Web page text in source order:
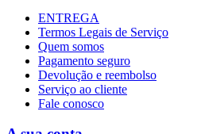
ENTREGA
Termos Legais de Serviço
Quem somos
Pagamento seguro
Devolução e reembolso
Serviço ao cliente
Fale conosco